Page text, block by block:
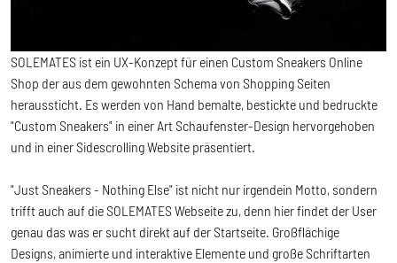
SOLEMATES ist ein UX-Konzept für einen Custom Sneakers Online
Shop der aus dem gewohnten Schema von Shopping Seiten
heraussticht. Es werden von Hand bemalte, bestickte und bedruckte
"Custom Sneakers" in einer Art Schaufenster-Design hervorgehoben
und in einer Sidescrolling Website präsentiert.
"Just Sneakers - Nothing Else" ist nicht nur irgendein Motto, sondern
trifft auch auf die SOLEMATES Webseite zu, denn hier findet der User
genau das was er sucht direkt auf der Startseite. Großflächige
Designs, animierte und interaktive Elemente und große Schriftarten